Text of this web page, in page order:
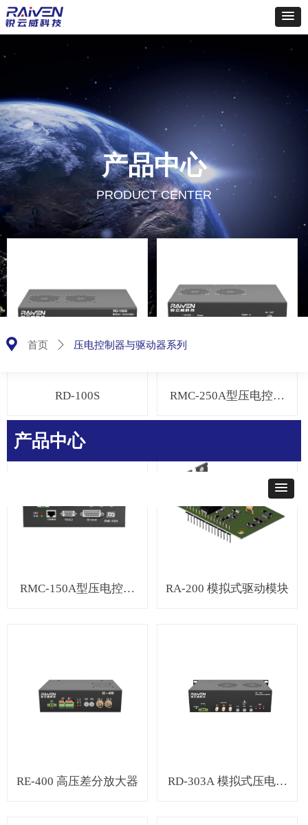
产品中心
PRODUCT CENTER
끇 首页 ꄲ 压电控制器与驱动器系列
产品中心
RD-100S
RMC-250A型压电控制
器
RMC-150A型压电控制
RA-200 模拟式驱动模块
RE-400 高压差分放大器
RD-303A 模拟式压电驱